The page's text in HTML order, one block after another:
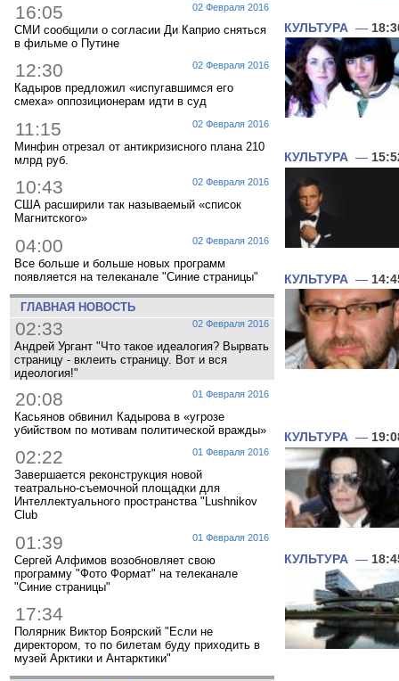
02 Февраля 2016
16:05
СМИ сообщили о согласии Ди Каприо сняться
в фильме о Путине
02 Февраля 2016
12:30
Кадыров предложил «испугавшимся его
смеха» оппозиционерам идти в суд
02 Февраля 2016
11:15
Минфин отрезал от антикризисного плана 210
млрд руб.
02 Февраля 2016
10:43
США расширили так называемый «список
Магнитского»
02 Февраля 2016
04:00
Все больше и больше новых программ
появляется на телеканале "Синие страницы"
ГЛАВНАЯ НОВОСТЬ
02 Февраля 2016
02:33
Андрей Ургант "Что такое идеалогия? Вырвать
страницу - вклеить страницу. Вот и вся
идеология!"
01 Февраля 2016
20:08
Касьянов обвинил Кадырова в «угрозе
убийством по мотивам политической вражды»
01 Февраля 2016
02:22
Завершается реконструкция новой
театрально-съемочной площадки для
Интеллектуального пространства "Lushnikov
Club
01 Февраля 2016
01:39
Сергей Алфимов возобновляет свою
программу "Фото Формат" на телеканале
"Синие страницы"
17:34
Полярник Виктор Боярский "Если не
директором, то по билетам буду приходить в
музей Арктики и Антарктики"
КУЛЬТУРА —
КУЛЬТУРА —
КУЛЬТУРА —
КУЛЬТУРА —
КУЛЬТУРА —